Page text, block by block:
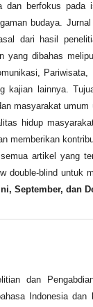
dan berfokus pada
budaya.
dari hasil
yang dibahas
kajian lainnya.
masyarakat umum
hidup
memberikan
artikel yang
double-blind untuk
September, dan
dan
Indonesia dan